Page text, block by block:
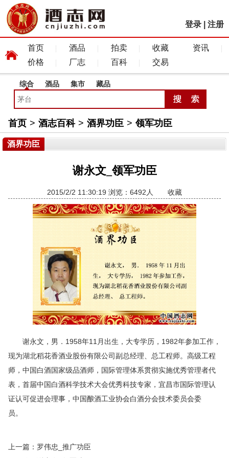
登录 注册
首页 酒品 拍卖 收藏
资讯
价格
厂志 百科 交易
综合 酒品 集市 藏品
首页 > 酒志百科 > 酒界功臣 > 领军功臣
酒界功臣
谢永文_领军功臣
2015/2/2 11:30:19 浏览：6492人 收藏
谢永文，男．1958年11月出生，大专学历，1982年参加工作，
现为湖北稻花香酒业股份有限公司副总经理、总工程师。高级工程
师，中国白酒国家级品酒师，国际管理体系贯彻实施优秀管理者代
表，首届中国白酒科学技术大会优秀科技专家，宜昌市国际管理认
证认可促进会理事，中国酿酒工业协会白酒分会技术委员会委
员。
上一篇： 罗伟忠_推广功臣